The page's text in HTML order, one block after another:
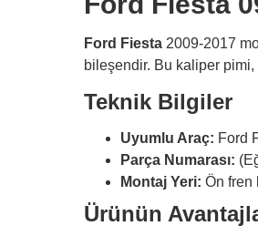
Ford Fiesta 2009-2017
bileşendir. Bu kaliper pimi,
Teknik Bilgiler
Uyumlu Araç: Ford
Parça Numarası:
Montaj Yeri: Ön fren
Ürünün